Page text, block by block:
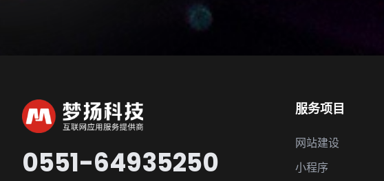
0551-64935250
服务项目
网站建设
小程序